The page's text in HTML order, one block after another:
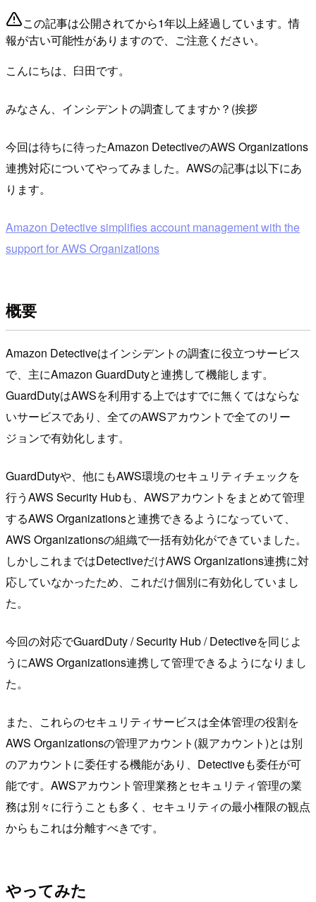
この記事は公開されてから1年以上経過しています。情
報が古い可能性がありますので、ご注意ください。
こんにちは、臼田です。
みなさん、インシデントの調査してますか？(挨拶
今回は待ちに待ったAmazon DetectiveのAWS Organizations
連携対応についてやってみました。AWSの記事は以下にあ
ります。
Amazon Detective simplifies account management with the
support for AWS Organizations
概要
Amazon Detectiveはインシデントの調査に役立つサービス
で、主にAmazon GuardDutyと連携して機能します。
GuardDutyはAWSを利用する上ではすでに無くてはならな
いサービスであり、全てのAWSアカウントで全てのリー
ジョンで有効化します。
GuardDutyや、他にもAWS環境のセキュリティチェックを
行うAWS Security Hubも、AWSアカウントをまとめて管理
するAWS Organizationsと連携できるようになっていて、
AWS Organizationsの組織で一括有効化ができていました。
しかしこれまではDetectiveだけAWS Organizations連携に対
応していなかったため、これだけ個別に有効化していまし
た。
今回の対応でGuardDuty / Security Hub / Detectiveを同じよ
うにAWS Organizations連携して管理できるようになりまし
た。
また、これらのセキュリティサービスは全体管理の役割を
AWS Organizationsの管理アカウント(親アカウント)とは別
のアカウントに委任する機能があり、Detectiveも委任が可
能です。AWSアカウント管理業務とセキュリティ管理の業
務は別々に行うことも多く、セキュリティの最小権限の観点
からもこれは分離すべきです。
やってみた